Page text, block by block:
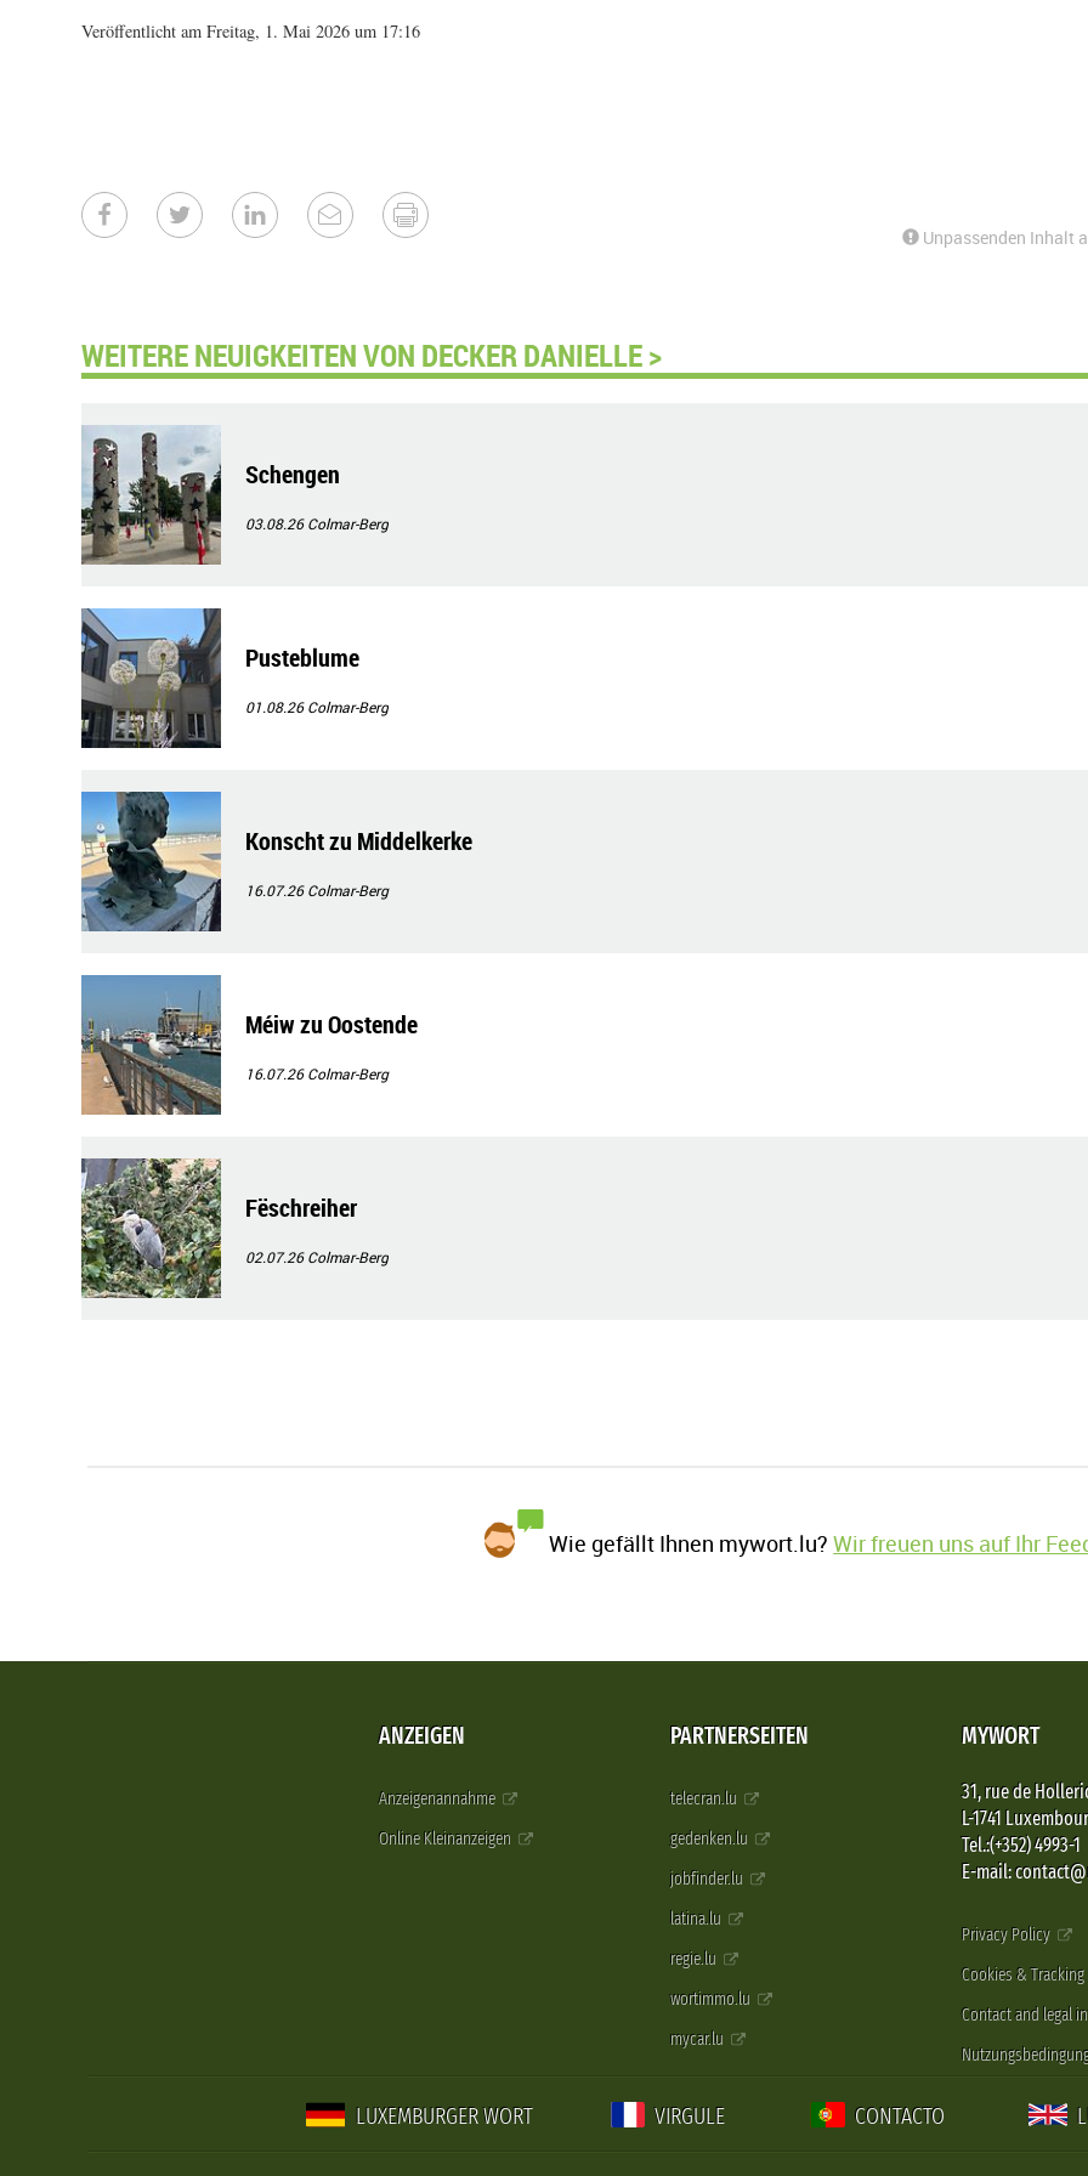
Veröffentlicht am Freitag, 1. Mai 2026 um 17:16
Unpassenden Inhalt
WEITERE NEUIGKEITEN VON DECKER DANIELLE >
Schengen
03.08.26Colmar-Berg
Pusteblume
01.08.26Colmar-Berg
Konscht zu Middelkerke
16.07.26Colmar-Berg
Méiw zu Oostende
16.07.26Colmar-Berg
Fëschreiher
02.07.26Colmar-Berg
Wie gefällt Ihnen mywort.lu?Wir freuen uns auf Ihr
ANZEIGEN
Anzeigenannahme
Online Kleinanzeigen
PARTNERSEITEN
telecran.lu
gedenken.lu
jobfinder.lu
latina.lu
regie.lu
wortimmo.lu
mycar.lu
MYWORT
31, rue de
L-1741
Tel.:(+352) 4993-1
E-mail:
Privacy Policy
Cookies & Tracking
Contact and legal
LUXEMBURGER WORT VIRGULE CONTACTO